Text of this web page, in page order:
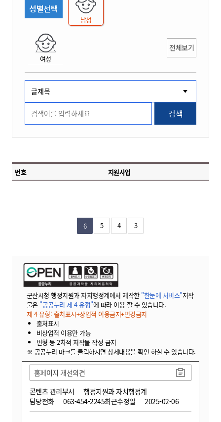
성별선택
남성
여성
전체보기
검색
번호 지원사업
6 5 4 3
군산시청 행정지원과 자치행정계에서 제작한 "한눈에 서비스"저작
물은 "공공누리 제 4 유형"에 따라 이용 할 수 있습니다.
제 4 유형: 출처표시+상업적 이용금지+변경금지
출처표시
비상업적 이용만 가능
변형 등 2차적 저작물 작성 금지
※ 공공누리 마크를 클릭하시면 상세내용을 확인 하실 수 있습니다.
콘텐츠 관리부서
행정지원과 자치행정계
담당전화
063-454-2245최근수정일 2025-02-06
홈페이지 개선의견